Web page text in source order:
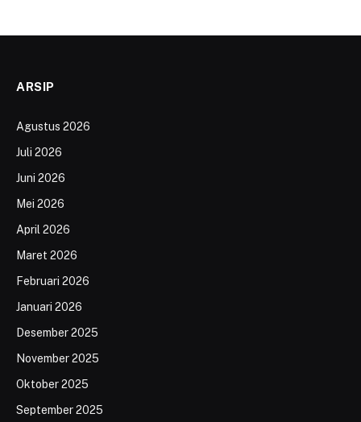
ARSIP
Agustus 2026
Juli 2026
Juni 2026
Mei 2026
April 2026
Maret 2026
Februari 2026
Januari 2026
Desember 2025
November 2025
Oktober 2025
September 2025